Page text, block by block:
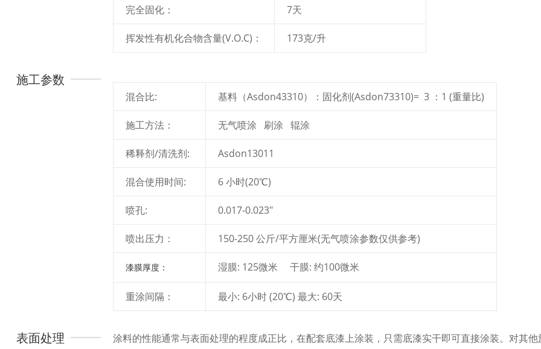
完全固化： 7天
挥发性有机化合物含量(V.O.C)： 173克/升
施工参数
混合比: 基料（Asdon43310）：固化剂(Asdon73310)= 3 ：1 (重量比)
施工方法： 无气喷涂 刷涂 辊涂
稀释剂/清洗剂: Asdon13011
混合使用时间: 6 小时(20℃)
喷孔: 0.017-0.023″
喷出压力： 150-250 公斤/平方厘米(无气喷涂参数仅供参考)
漆膜厚度： 湿膜: 125微米 干膜: 约100微米
重涂间隔： 最小: 6小时 (20℃) 最大: 60天
表面处理
涂料的性能通常与表面处理的程度成正比，在配套底漆上涂装，只需底漆实干即可直接涂装。对其